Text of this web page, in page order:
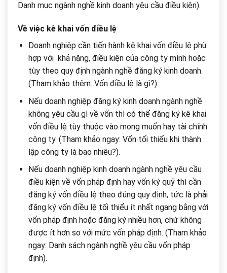
Danh mục ngành nghề kinh doanh yêu cầu điều kiện).
Về việc kê khai vốn điều lệ
Doanh nghiệp cần tiến hành kê khai vốn điều lệ phù
hợp với khả năng, điều kiện của công ty mình hoặc
tùy theo quy định ngành nghề đăng ký kinh doanh.
(Tham khảo thêm: Vốn điều lệ là gì?).
Nếu doanh nghiệp đăng ký kinh doanh ngành nghề
không yêu cầu gì về vốn thì có thể đăng ký kê khai
vốn điều lệ tùy thuộc vào mong muốn hay tài chính
công ty. (Tham khảo ngay: Vốn tối thiểu khi thành
lập công ty là bao nhiêu?).
Nếu doanh nghiệp kinh doanh ngành nghề yêu cầu
điều kiện về vốn pháp định hay vốn ký quỹ thì cần
đăng ký vốn điều lệ theo đúng quy định, tức là phải
đăng ký vốn điều lệ tối thiểu ít nhất ngang bằng với
vốn pháp định hoặc đăng ký nhiều hơn, chứ không
được ít hơn so với mức vốn pháp định. (Tham khảo
ngay: Danh sách ngành nghề yêu cầu vốn pháp
định).